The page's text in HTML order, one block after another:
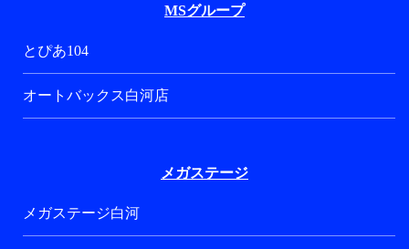
MSグループ
とぴあ104
オートバックス白河店
メガステージ
メガステージ白河